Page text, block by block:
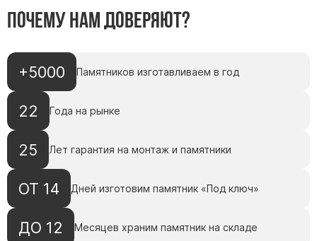
Почему нам доверяют?
+5000 Памятников изготавливаем в год
22 Года на рынке
25 Лет гарантия на монтаж и памятники
ОТ 14 Дней изготовим памятник «Под ключ»
ДО 12 Месяцев храним памятник на складе